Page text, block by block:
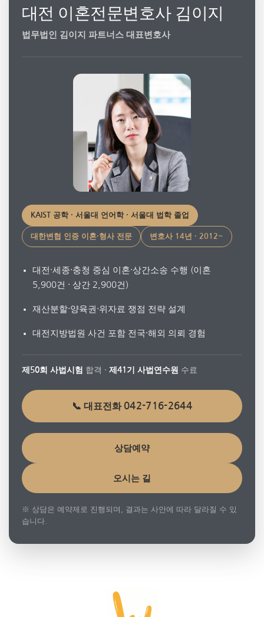
대전 이혼전문변호사 김이지
법무법인 김이지 파트너스 대표변호사
KAIST 공학 · 서울대 언어학 · 서울대 법학 졸업
대한변협 인증 이혼·형사 전문 변호사 14년 · 2012~
대전·세종·충청 중심 이혼·상간소송 수행 (이혼
5,900건 · 상간 2,900건)
재산분할·양육권·위자료 쟁점 전략 설계
대전지방법원 사건 포함 전국·해외 의뢰 경험
제50회 사법시험 합격 · 제41기 사법연수원 수료
📞 대표전화 042-716-2644
상담예약
오시는 길
※ 상담은 예약제로 진행되며, 결과는 사안에 따라 달라질 수 있
습니다.